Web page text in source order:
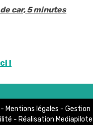
car, 5 minutes
!
Mentions légales - Gestion
- Réalisation Mediapilote